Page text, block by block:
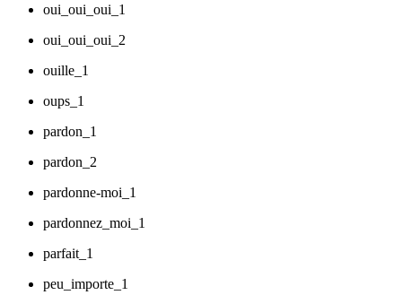
oui_oui_oui_1
oui_oui_oui_2
ouille_1
oups_1
pardon_1
pardon_2
pardonne-moi_1
pardonnez_moi_1
parfait_1
peu_importe_1